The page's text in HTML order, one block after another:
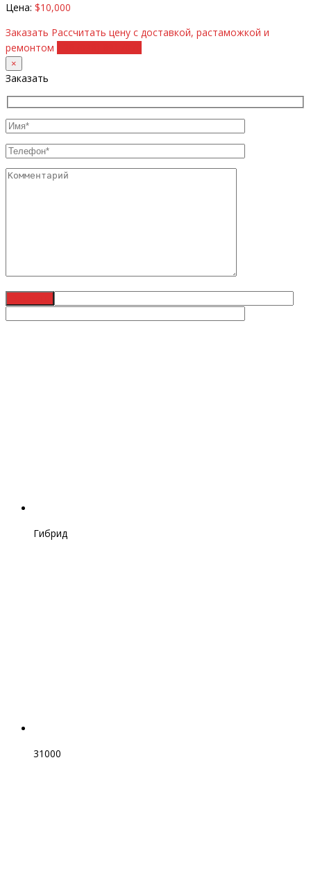
Цена: $10,000
Заказать Рассчитать цену с доставкой, растаможкой и
ремонтом
×
Заказать
Гибрид
31000